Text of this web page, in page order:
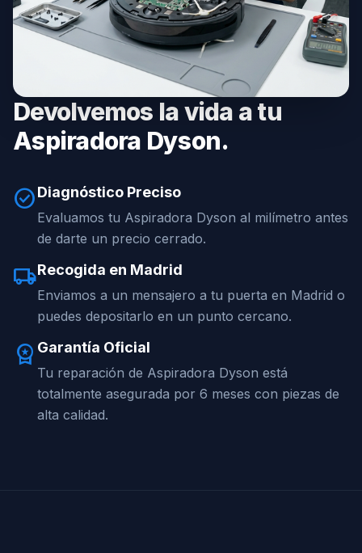
Devolvemos la vida a tu
Aspiradora Dyson.
check_circleDiagnóstico Preciso
Evaluamos tu Aspiradora Dyson al milímetro antes
de darte un precio cerrado.
local_shippingRecogida en Madrid
Enviamos a un mensajero a tu puerta en Madrid o
puedes depositarlo en un punto cercano.
workspace_premium Garantía Oficial
Tu reparación de Aspiradora Dyson está
totalmente asegurada por 6 meses con piezas de
alta calidad.